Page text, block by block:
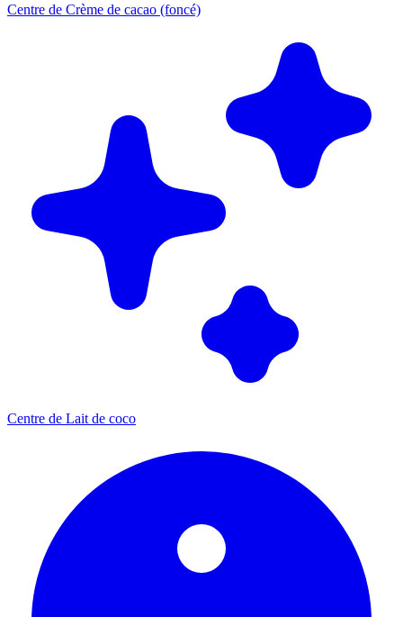
Centre de Crème de cacao (foncé)
Centre de Lait de coco